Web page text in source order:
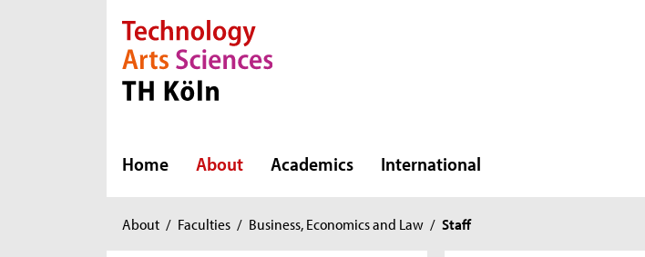
Direkt zur Hauptnavigation
Direkt zur Subnavigation
Direkt zum Inhalt
Direkt zum Fußbereich
Home About Academics International
You
About / Faculties / Business, Economics and Law / Staff